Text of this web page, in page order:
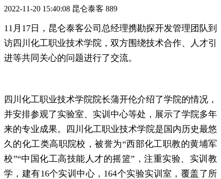
2022-11-20 15:40:08 昆仑泰客 889
11月17日，昆仑泰客公司总经理携勘探开发管理团队到
访四川化工职业技术学院，双方围绕技术合作、人才引
进等共同关心的问题进行了交流。
四川化工职业技术学院院长蒲开伦介绍了学院的情况，
并安排参观了实验室、实训中心等处，展示了学院多年
来的专业成果。四川化工职业技术学院是国内历史最悠
久的化工类高职院校，被誉为“西部化工职教的黄埔军
校”“中国化工高技能人才的摇篮”，注重实验、实训教
学，建有16个实训中心，164个实验实训室，覆盖了所